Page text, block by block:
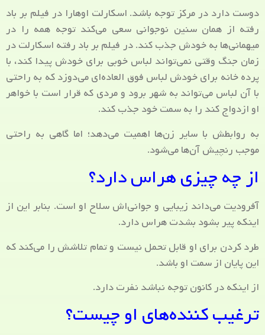
دوست دارد در مرکز توجه باشد. اسکارلت اوهارا در فیلم بر باد
رفته از همان سنین نوجوانی سعی می‌کند توجه همه را در
میهمانی‌ها به خودش جذب کند. در فیلم بر باد رفته اسکارلت در
زمان جنگ وقتی نمی‌تواند لباس خوبی برای خودش پیدا کند، با
پرده خانه برای خودش لباس فوق العاده‌ای می‌دوزد که به راحتی
با آن لباس می‌تواند به شهر برود و مردی که قرار است با خواهر
او ازدواج کند را به سمت خود جذب کند.
به روابطش با سایر زن‌ها اهمیت می‌دهد؛ اما گاهی به راحتی
موجب رنچیش آن‌ها می‌شود.
از چه چیزی هراس دارد؟
آفرودیت می‌داند زیبایی و جوانی‌اش سلاح او است. بنابر این از
اینکه پیر بشود بشدت هراس دارد.
طرد کردن برای او قابل تحمل نیست و تمام تلاشش را می‌کند که
این پایان از سمت او باشد.
از اینکه در کانون توجه نباشد نفرت دارد.
ترغیب کننده‌های او چیست؟